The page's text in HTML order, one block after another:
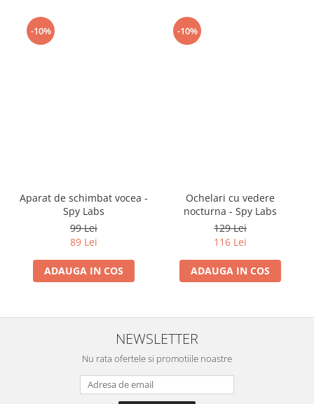
-10%
Aparat de schimbat vocea -
Spy Labs
99 Lei
89 Lei
ADAUGA IN COS
-10%
Ochelari cu vedere
nocturna - Spy Labs
129 Lei
116 Lei
ADAUGA IN COS
NEWSLETTER
Nu rata ofertele si promotiile noastre